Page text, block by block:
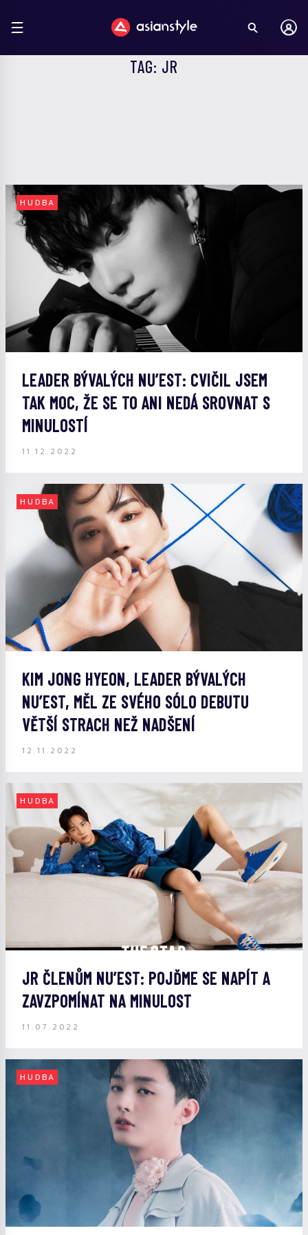
TAG: JR
HUDBA
LEADER BÝVALÝCH NU’EST: CVIČIL JSEM
TAK MOC, ŽE SE TO ANI NEDÁ SROVNAT S
MINULOSTÍ
11.12.2022
HUDBA
KIM JONG HYEON, LEADER BÝVALÝCH
NU’EST, MĚL ZE SVÉHO SÓLO DEBUTU
VĚTŠÍ STRACH NEŽ NADŠENÍ
12.11.2022
HUDBA
JR ČLENŮM NU’EST: POJĎME SE NAPÍT A
ZAVZPOMÍNAT NA MINULOST
11.07.2022
HUDBA